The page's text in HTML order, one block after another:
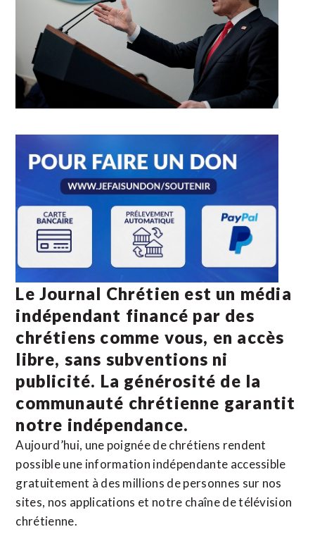
Le Journal Chrétien est un média
indépendant financé par des
chrétiens comme vous, en accès
libre, sans subventions ni
publicité. La générosité de la
communauté chrétienne garantit
notre indépendance.
Aujourd’hui, une poignée de chrétiens rendent
possible une information indépendante accessible
gratuitement à des millions de personnes sur nos
sites, nos applications et notre chaîne de télévision
chrétienne.